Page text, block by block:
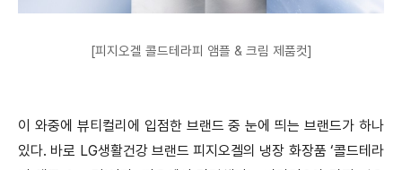
[피지오겔 콜드테라피 앰플 & 크림 제품컷]
이 와중에 뷰티컬리에 입점한 브랜드 중 눈에 띄는 브랜드가 하나
있다. 바로 LG생활건강 브랜드 피지오겔의 냉장 화장품 ‘콜드테라